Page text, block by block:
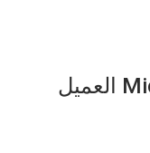
تحميل لعبه Microvolts Client العميل